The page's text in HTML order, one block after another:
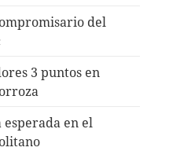
del
3 puntos en
en el